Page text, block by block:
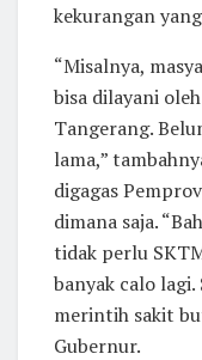
kekurangan
“Misalnya,
bisa dilayani
Tangerang.
lama,”
digagas
dimana saja.
tidak perlu
banyak calo
merintih sakit
Gubernur.